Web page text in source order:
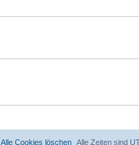
i
e
t
Alle Zeiten sind
Alle Cookies löschen